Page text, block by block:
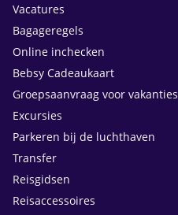
Vacatures
Bagageregels
Online inchecken
Bebsy Cadeaukaart
Groepsaanvraag voor vakanties
Excursies
Parkeren bij de luchthaven
Transfer
Reisgidsen
Reisaccessoires